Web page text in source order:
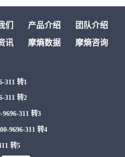
们 产品介绍
团队介绍
讯 摩熵数据
摩熵咨询
311 转1
311 转2
9696-311 转3
9696-311 转4
转5